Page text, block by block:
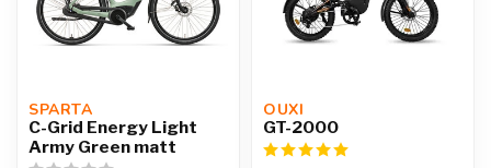
SPARTA
C-Grid Energy Light
Army Green matt
OUXI
GT-2000